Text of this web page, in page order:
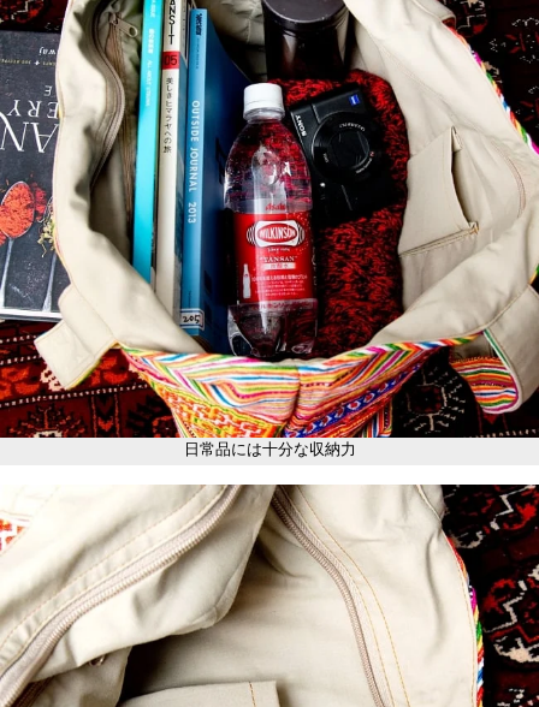
日常品には十分な収納力